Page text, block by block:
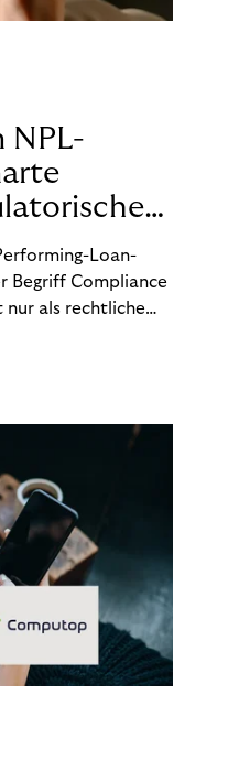
NPL-
Loan-
Begriff Compliance
nur als rechtliche
steigender
an die
Mechanismen.